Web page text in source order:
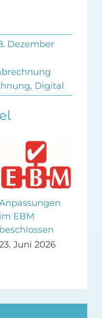
Dezember
, Digital
im EBM
beschlossen
Juni 2026